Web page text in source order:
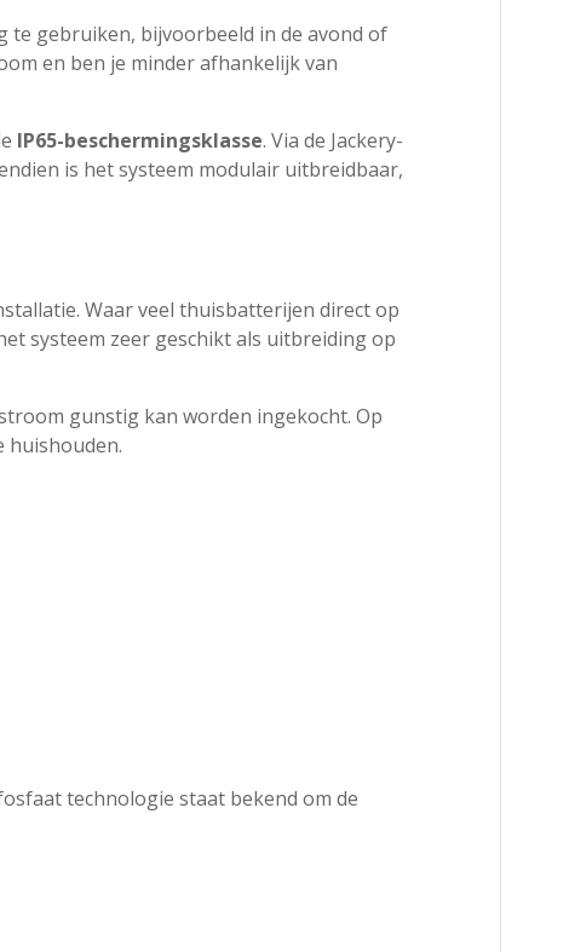
te gebruiken, bijvoorbeeld in de avond of
en ben je minder afhankelijk van
IP65-beschermingsklasse. Via de Jackery-
is het systeem modulair uitbreidbaar,
Waar veel thuisbatterijen direct op
systeem zeer geschikt als uitbreiding op
gunstig kan worden ingekocht. Op
huishouden.
technologie staat bekend om de